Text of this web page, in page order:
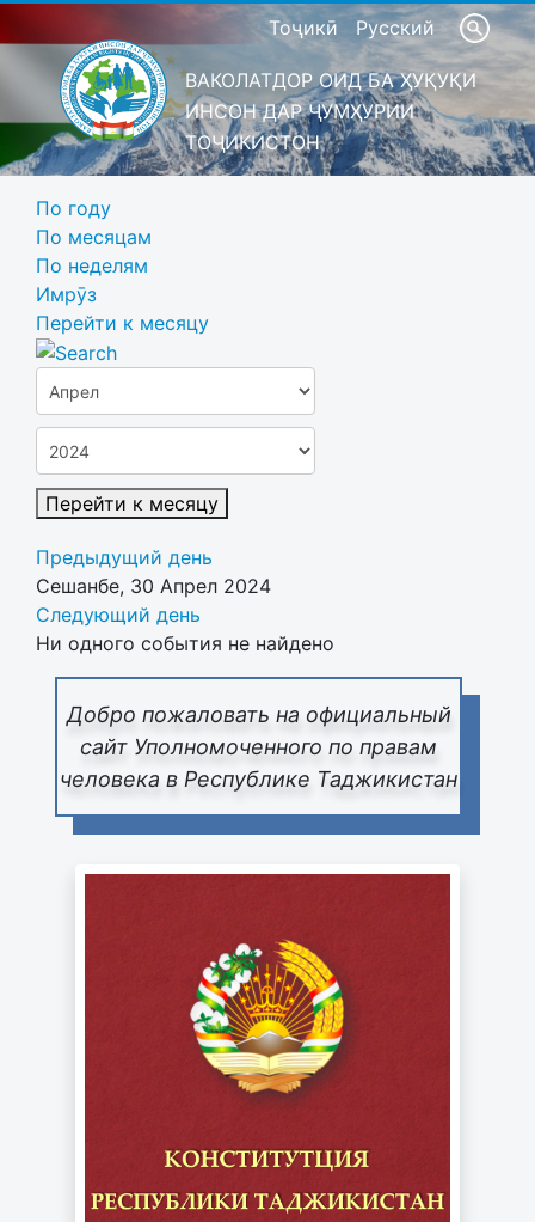
Тоҷикӣ Русский
ВАКОЛАТДОР ОИД БА ҲУҚУҚИ
ИНСОН ДАР ҶУМҲУРИИ
ТОҶИКИСТОН
Добро пожаловать на официальный
сайт Уполномоченного по правам
человека в Республике Таджикистан
По году
По месяцам
По неделям
Имрӯз
Перейти к месяцу
Перейти к месяцу
Предыдущий день
Сешанбе, 30 Апрел 2024
Следующий день
Ни одного события не найдено